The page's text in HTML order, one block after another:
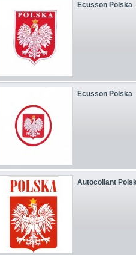
Ecusson Polska
Ecusson Polska
Autocollant